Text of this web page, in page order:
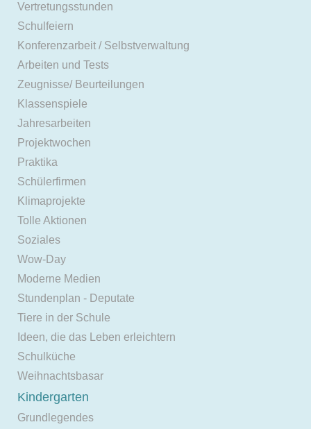
Vertretungsstunden
Schulfeiern
Konferenzarbeit / Selbstverwaltung
Arbeiten und Tests
Zeugnisse/ Beurteilungen
Klassenspiele
Jahresarbeiten
Projektwochen
Praktika
Schülerfirmen
Klimaprojekte
Tolle Aktionen
Soziales
Wow-Day
Moderne Medien
Stundenplan - Deputate
Tiere in der Schule
Ideen, die das Leben erleichtern
Schulküche
Weihnachtsbasar
Kindergarten
Grundlegendes